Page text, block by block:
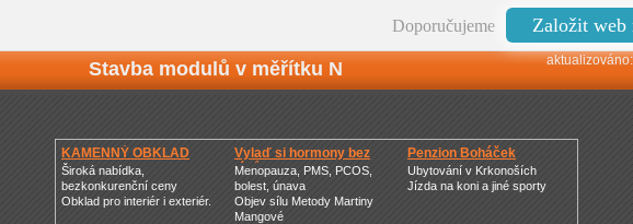
Doporučujeme Založit web
Stavba modulů v měřítku N
KAMENNÝ OBKLAD
Široká nabídka,
bezkonkurenční ceny
Obklad pro interiér i exteriér.
Vylaď si hormony bez
léků
Menopauza, PMS, PCOS,
bolest, únava
Objev sílu Metody Martiny
Mangové
Penzion Boháček
Ubytování v Krkonoších
Jízda na koni a jiné sporty